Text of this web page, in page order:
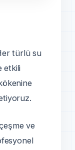
türlü su
etkili
ve